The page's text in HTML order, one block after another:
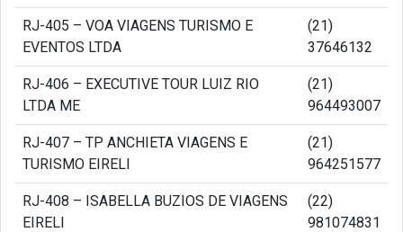
RJ-405 – VOA VIAGENS TURISMO E
EVENTOS LTDA
(21)
37646132
RJ-406 – EXECUTIVE TOUR LUIZ RIO
LTDA ME
(21)
964493007
RJ-407 – TP ANCHIETA VIAGENS E
TURISMO EIRELI
(21)
964251577
RJ-408 – ISABELLA BUZIOS DE VIAGENS
EIRELI
(22)
981074831